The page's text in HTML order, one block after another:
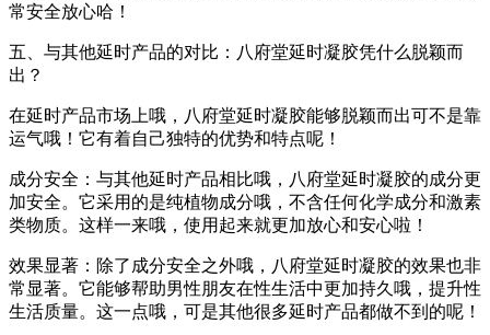
常安全放心哈！
五、与其他延时产品的对比：八府堂延时凝胶凭什么脱颖而
出？
在延时产品市场上哦，八府堂延时凝胶能够脱颖而出可不是靠
运气哦！它有着自己独特的优势和特点呢！
成分安全：与其他延时产品相比哦，八府堂延时凝胶的成分更
加安全。它采用的是纯植物成分哦，不含任何化学成分和激素
类物质。这样一来哦，使用起来就更加放心和安心啦！
效果显著：除了成分安全之外哦，八府堂延时凝胶的效果也非
常显著。它能够帮助男性朋友在性生活中更加持久哦，提升性
生活质量。这一点哦，可是其他很多延时产品都做不到的呢！